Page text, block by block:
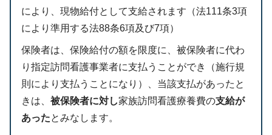
により、現物給付として支給されます（法111条3項
により準用する法88条6項及び7項）
保険者は、保険給付の額を限度に、被保険者に代わ
り指定訪問看護事業者に支払うことができ（施行規
則により支払うことになり）、当該支払があったと
きは、被保険者に対し家族訪問看護療養費の支給が
あったとみなします。